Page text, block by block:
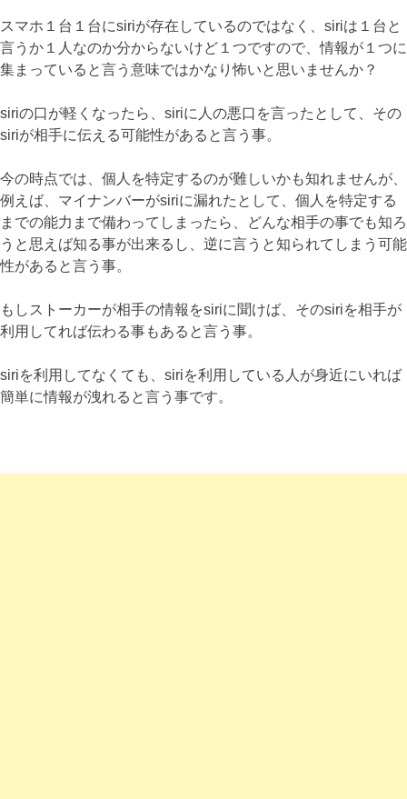
スマホ１台１台にsiriが存在しているのではなく、siriは１台と
言うか１人なのか分からないけど１つですので、情報が１つに
集まっていると言う意味ではかなり怖いと思いませんか？
siriの口が軽くなったら、siriに人の悪口を言ったとして、その
siriが相手に伝える可能性があると言う事。
今の時点では、個人を特定するのが難しいかも知れませんが、
例えば、マイナンバーがsiriに漏れたとして、個人を特定する
までの能力まで備わってしまったら、どんな相手の事でも知ろ
うと思えば知る事が出来るし、逆に言うと知られてしまう可能
性があると言う事。
もしストーカーが相手の情報をsiriに聞けば、そのsiriを相手が
利用してれば伝わる事もあると言う事。
siriを利用してなくても、siriを利用している人が身近にいれば
簡単に情報が洩れると言う事です。